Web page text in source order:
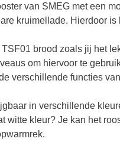
van SMEG met een
kruimellade. Hierdoor
brood zoals jij het
om hiervoor te
verschillende functies
in verschillende
witte kleur? Je kan het